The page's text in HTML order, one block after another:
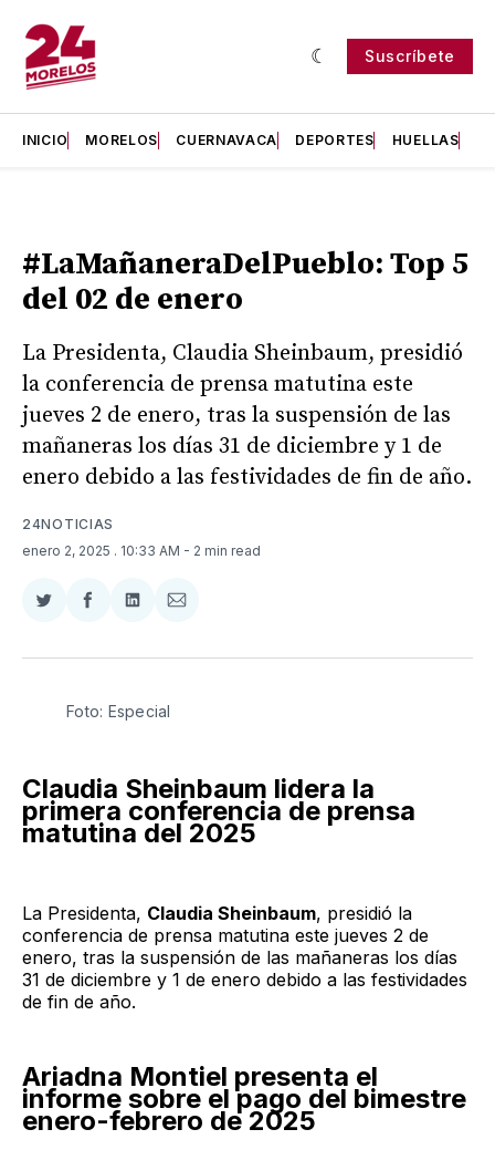
Suscríbete
INICIO MORELOS CUERNAVACA DEPORTES HUELLAS
#LaMañaneraDelPueblo: Top 5
del 02 de enero
La Presidenta, Claudia Sheinbaum, presidió
la conferencia de prensa matutina este
jueves 2 de enero, tras la suspensión de las
mañaneras los días 31 de diciembre y 1 de
enero debido a las festividades de fin de año.
24NOTICIAS
enero 2, 2025 . 10:33 AM - 2 min read
Compartir
Twitter
Compartir
Facebook
Compartir
LinkedIn
Compartir
Email
Foto: Especial
Claudia Sheinbaum lidera la
primera conferencia de prensa
matutina del 2025
La Presidenta, Claudia Sheinbaum, presidió la
conferencia de prensa matutina este jueves 2 de
enero, tras la suspensión de las mañaneras los días
31 de diciembre y 1 de enero debido a las festividades
de fin de año.
Ariadna Montiel presenta el
informe sobre el pago del bimestre
enero-febrero de 2025